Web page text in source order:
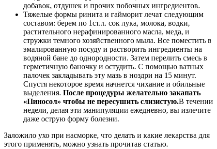
добавок, отдушек и прочих побочных ингредиентов.
Тяжелые формы ринита и гайморит лечат следующим
составом: берем по 1ст.л. сок лука, молока, водки,
растительного нерафинированного масла, меда, и
стружки темного хозяйственного мыла. Все поместить в
эмалированную посуду и растворить ингредиенты на
водяной бане до однородности. Затем перелить смесь в
герметичную баночку и остудить. С помощью ватных
палочек закладывать эту мазь в ноздри на 15 минут.
Спустя некоторое время начнется чихание и обильные
выделения. После процедуры желательно закапать
«Пиносол» чтобы не пересушить слизистую.В течении
недели, делая эти манипуляции ежедневно, вы излечите
даже острую форму болезни.
Заложило ухо при насморке, что делать и какие лекарства для
этого применять, можно узнать прочитав статью.